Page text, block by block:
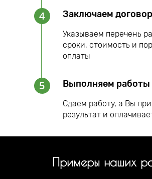
4 Заключаем договор
Указываем перечень
сроки, стоимость и
оплаты
5 Выполняем работы
Сдаем работу, а Вы
результат и
Примеры наших